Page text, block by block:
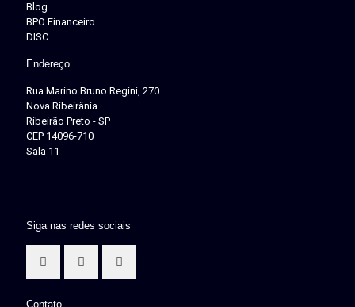
Blog
BPO Financeiro
DISC
Endereço
Rua Marino Bruno Regini, 270
Nova Ribeirânia
Ribeirão Preto - SP
CEP 14096-710
Sala 11
Siga nas redes sociais
Contato